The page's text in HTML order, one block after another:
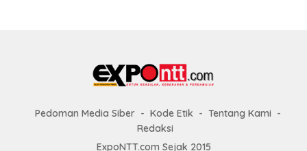
Pedoman Media Siber Kode Etik
Tentang Kami
Redaksi
ExpoNTT.com Sejak 2015